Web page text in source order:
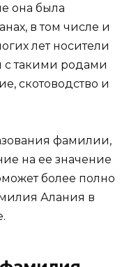
она была
в том числе и
лет носители
с такими родами
скотоводство и
фамилии,
на ее значение
более полно
Алания в